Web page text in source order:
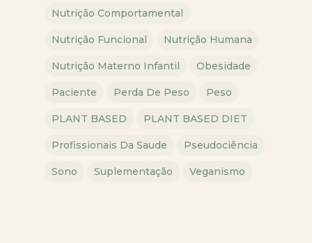
Nutrição Comportamental
Nutrição Funcional Nutrição Humana
Nutrição Materno Infantil Obesidade
Paciente Perda De Peso Peso
PLANT BASED PLANT BASED DIET
Profissionais Da Saude Pseudociência
Sono Suplementação Veganismo